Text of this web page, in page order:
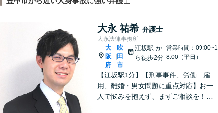
大永 祐希 弁護士
大永法律事務所
大
阪
府
吹
田
市
江坂駅 か
ら徒歩2分
営業時間：09:00~1
8:00（平日）
【江坂駅1分】【刑事事件、労働・雇
用、離婚・男女問題に重点対応】お一
人で悩みを抱えず、まずご相談を！き